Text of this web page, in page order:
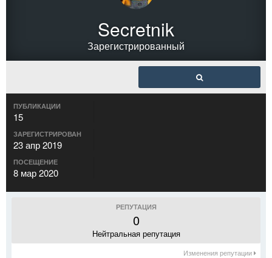
Secretnik
Зарегистрированный
ПУБЛИКАЦИИ
15
ЗАРЕГИСТРИРОВАН
23 апр 2019
ПОСЕЩЕНИЕ
8 мар 2020
РЕПУТАЦИЯ
0
Нейтральная репутация
Изменения репутации